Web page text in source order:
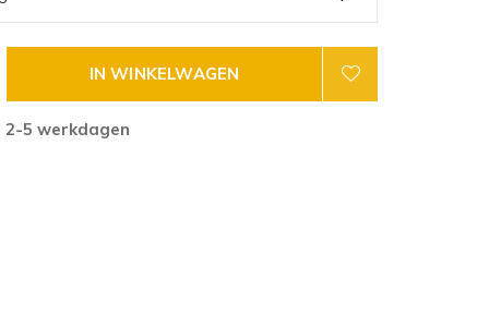
IN WINKELWAGEN
2-5 werkdagen